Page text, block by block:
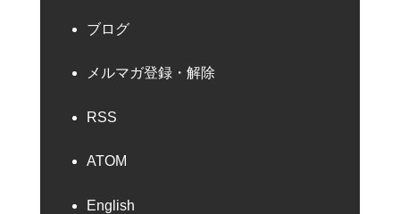
ブログ
メルマガ登録・解除
RSS
ATOM
English